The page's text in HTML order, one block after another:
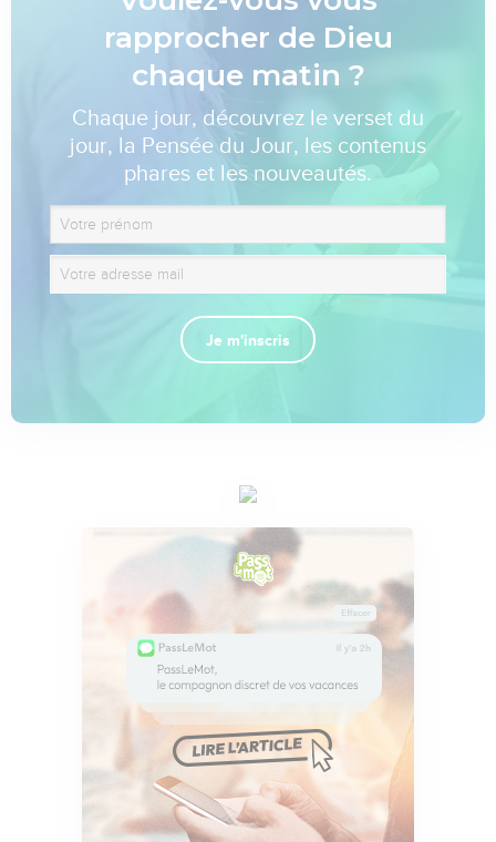
rapprocher de Dieu
chaque matin ?
Chaque jour, découvrez le verset du
jour, la Pensée du Jour, les contenus
phares et les nouveautés.
Je m'inscris